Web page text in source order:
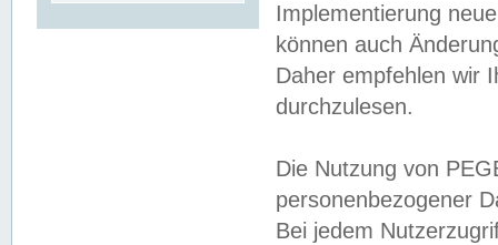
Implementierung
können auch
Daher empfehlen wir
durchzulesen.
Die Nutzung von
personenbezogener
Bei jedem